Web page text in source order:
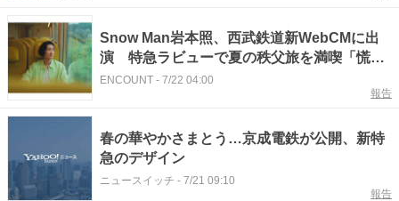
Snow Man岩本照、西武鉄道新WebCMに出
演 特急ラビューで夏の秩父旅を満喫「慌て
ずに過ごすのが秩父の楽しみ方の1つ」
ENCOUNT - 7/22 04:00
報告
春の華やかさまとう…京成電鉄が公開、新特
急のデザイン
ニュースイッチ - 7/21 09:10
報告